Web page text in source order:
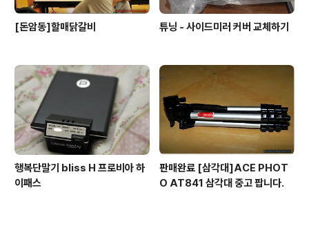
[돈암동]할매닭갈비 튜닝 - 사이드미러 커버 교체하기
행복단말기 bliss H 프로비아 하
이패스
판매완료 [삼각대]ACE PHOT
O AT841 삼각대 중고 팝니다.